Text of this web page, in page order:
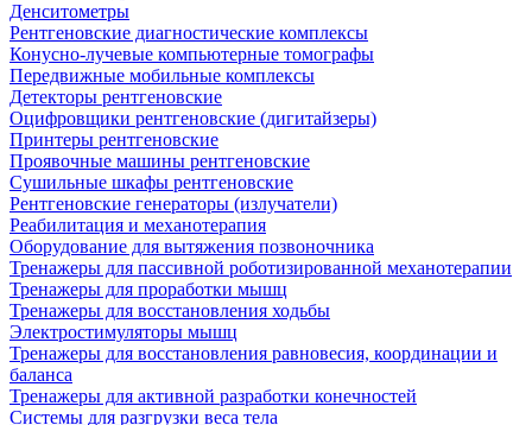
Денситометры
Рентгеновские диагностические комплексы
Конусно-лучевые компьютерные томографы
Передвижные мобильные комплексы
Детекторы рентгеновские
Оцифровщики рентгеновские (дигитайзеры)
Принтеры рентгеновские
Проявочные машины рентгеновские
Сушильные шкафы рентгеновские
Рентгеновские генераторы (излучатели)
Реабилитация и механотерапия
Оборудование для вытяжения позвоночника
Тренажеры для пассивной роботизированной механотерапии
Тренажеры для проработки мышц
Тренажеры для восстановления ходьбы
Электростимуляторы мышц
Тренажеры для восстановления равновесия, координации и
баланса
Тренажеры для активной разработки конечностей
Системы для разгрузки веса тела